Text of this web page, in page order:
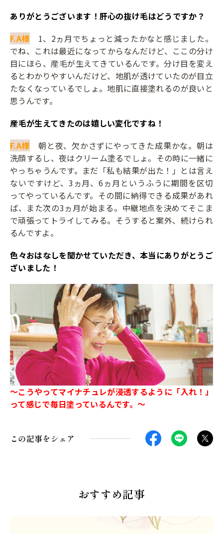
――ありがとうございます！肝心の抜け毛はどうですか？
F.A様 1、2ヵ月でちょっと減ったかなと感じました。
でね、これは最近になってからなんだけど、ここの分け
目にほら、産毛が生えてきているんです。分け目を変え
るとわかりやすいんだけど、地肌が透けていたのが目立
たなくなっているでしょ。地肌に直接塗れるのが良いと
思うんです。
――産毛が生えてきたのは嬉しい変化ですね！
F.A様 朝と夜、欠かさずにやってきた成果かな。朝は
洗顔するし、夜はクリーム塗るでしょ。その時に一緒に
やっちゃうんです。まだ「私も結果が出た！」とは言え
ないですけど、3ヵ月、6ヵ月というふうに期間を区切
ってやっているんです。その間に納得できる成果があれ
ば、また次の3ヵ月が始まる。中継地点を決めてそこま
で頑張ってトライしてみる。そうすると案外、続けられ
るんですよ。
――色々おはなしを聞かせていただき、本当にありがとうご
ざいました！
～こうやってマイナチュレが浸透するように「入れ！」
って感じで毎日塗っているんです。～
この記事をシェア
おすすめ記事